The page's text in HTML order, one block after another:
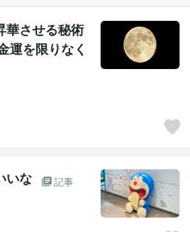
華させる秘術
運を限りなく
いな
記事